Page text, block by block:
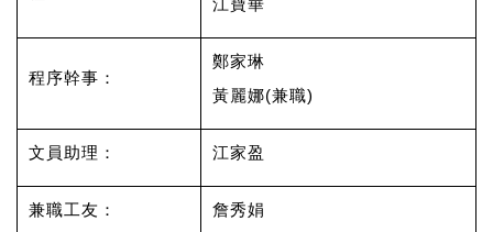
江寶華
程序幹事：
鄭家琳
黃麗娜(兼職)
文員助理： 江家盈
兼職工友： 詹秀娟